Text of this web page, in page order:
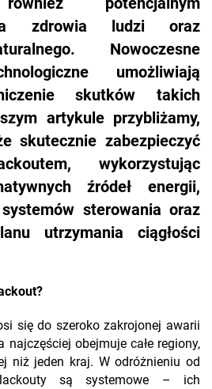
zdrowia ludzi oraz
Nowoczesne
umożliwiają
skutków takich
artykule przybliżamy,
skutecznie zabezpieczyć
wykorzystując
źródeł energii,
sterowania oraz
utrzymania ciągłości
się do szeroko zakrojonej awarii
najczęściej obejmuje całe regiony,
niż jeden kraj. W odróżnieniu od
są systemowe – ich